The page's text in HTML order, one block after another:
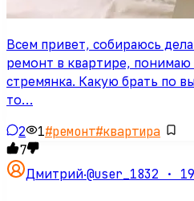
Всем привет, собираюсь
ремонт в квартире, понимаю
стремянка. Какую брать по
то…
2 1#ремонт#квартира
7
Дмитрий·@user_1832 ·